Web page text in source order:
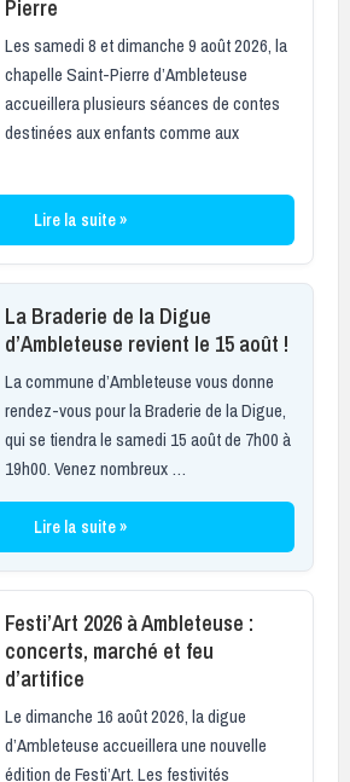
Pierre
Les samedi 8 et dimanche 9 août 2026, la
chapelle Saint-Pierre d’Ambleteuse
accueillera plusieurs séances de contes
destinées aux enfants comme aux
Lire la suite »
La Braderie de la Digue
d’Ambleteuse revient le 15 août !
La commune d’Ambleteuse vous donne
rendez-vous pour la Braderie de la Digue,
qui se tiendra le samedi 15 août de 7h00 à
19h00. Venez nombreux …
Lire la suite »
Festi’Art 2026 à Ambleteuse :
concerts, marché et feu
d’artifice
Le dimanche 16 août 2026, la digue
d’Ambleteuse accueillera une nouvelle
édition de Festi’Art. Les festivités